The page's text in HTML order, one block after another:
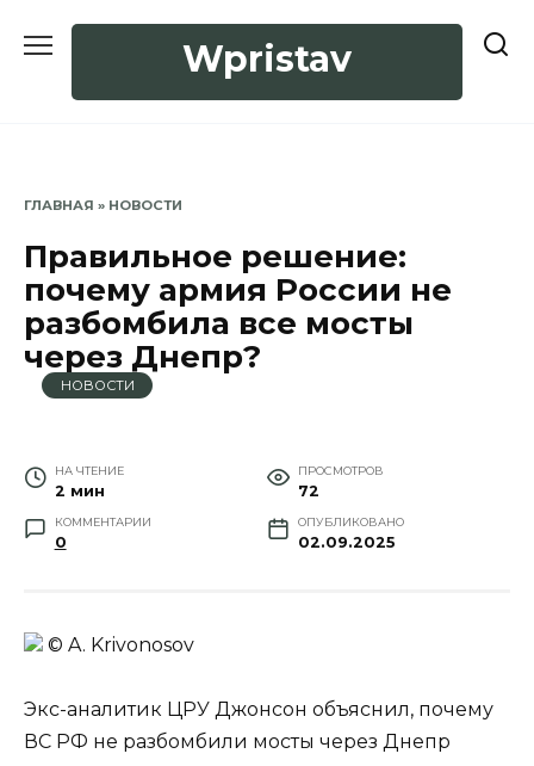
Wpristav
ГЛАВНАЯ » НОВОСТИ
Правильное решение:
почему армия России не
разбомбила все мосты
через Днепр?
НОВОСТИ
НА ЧТЕНИЕ
2 мин
ПРОСМОТРОВ
72
КОММЕНТАРИИ
0
ОПУБЛИКОВАНО
02.09.2025
© A. Krivonosov
Экс-аналитик ЦРУ Джонсон объяснил, почему
ВС РФ не разбомбили мосты через Днепр